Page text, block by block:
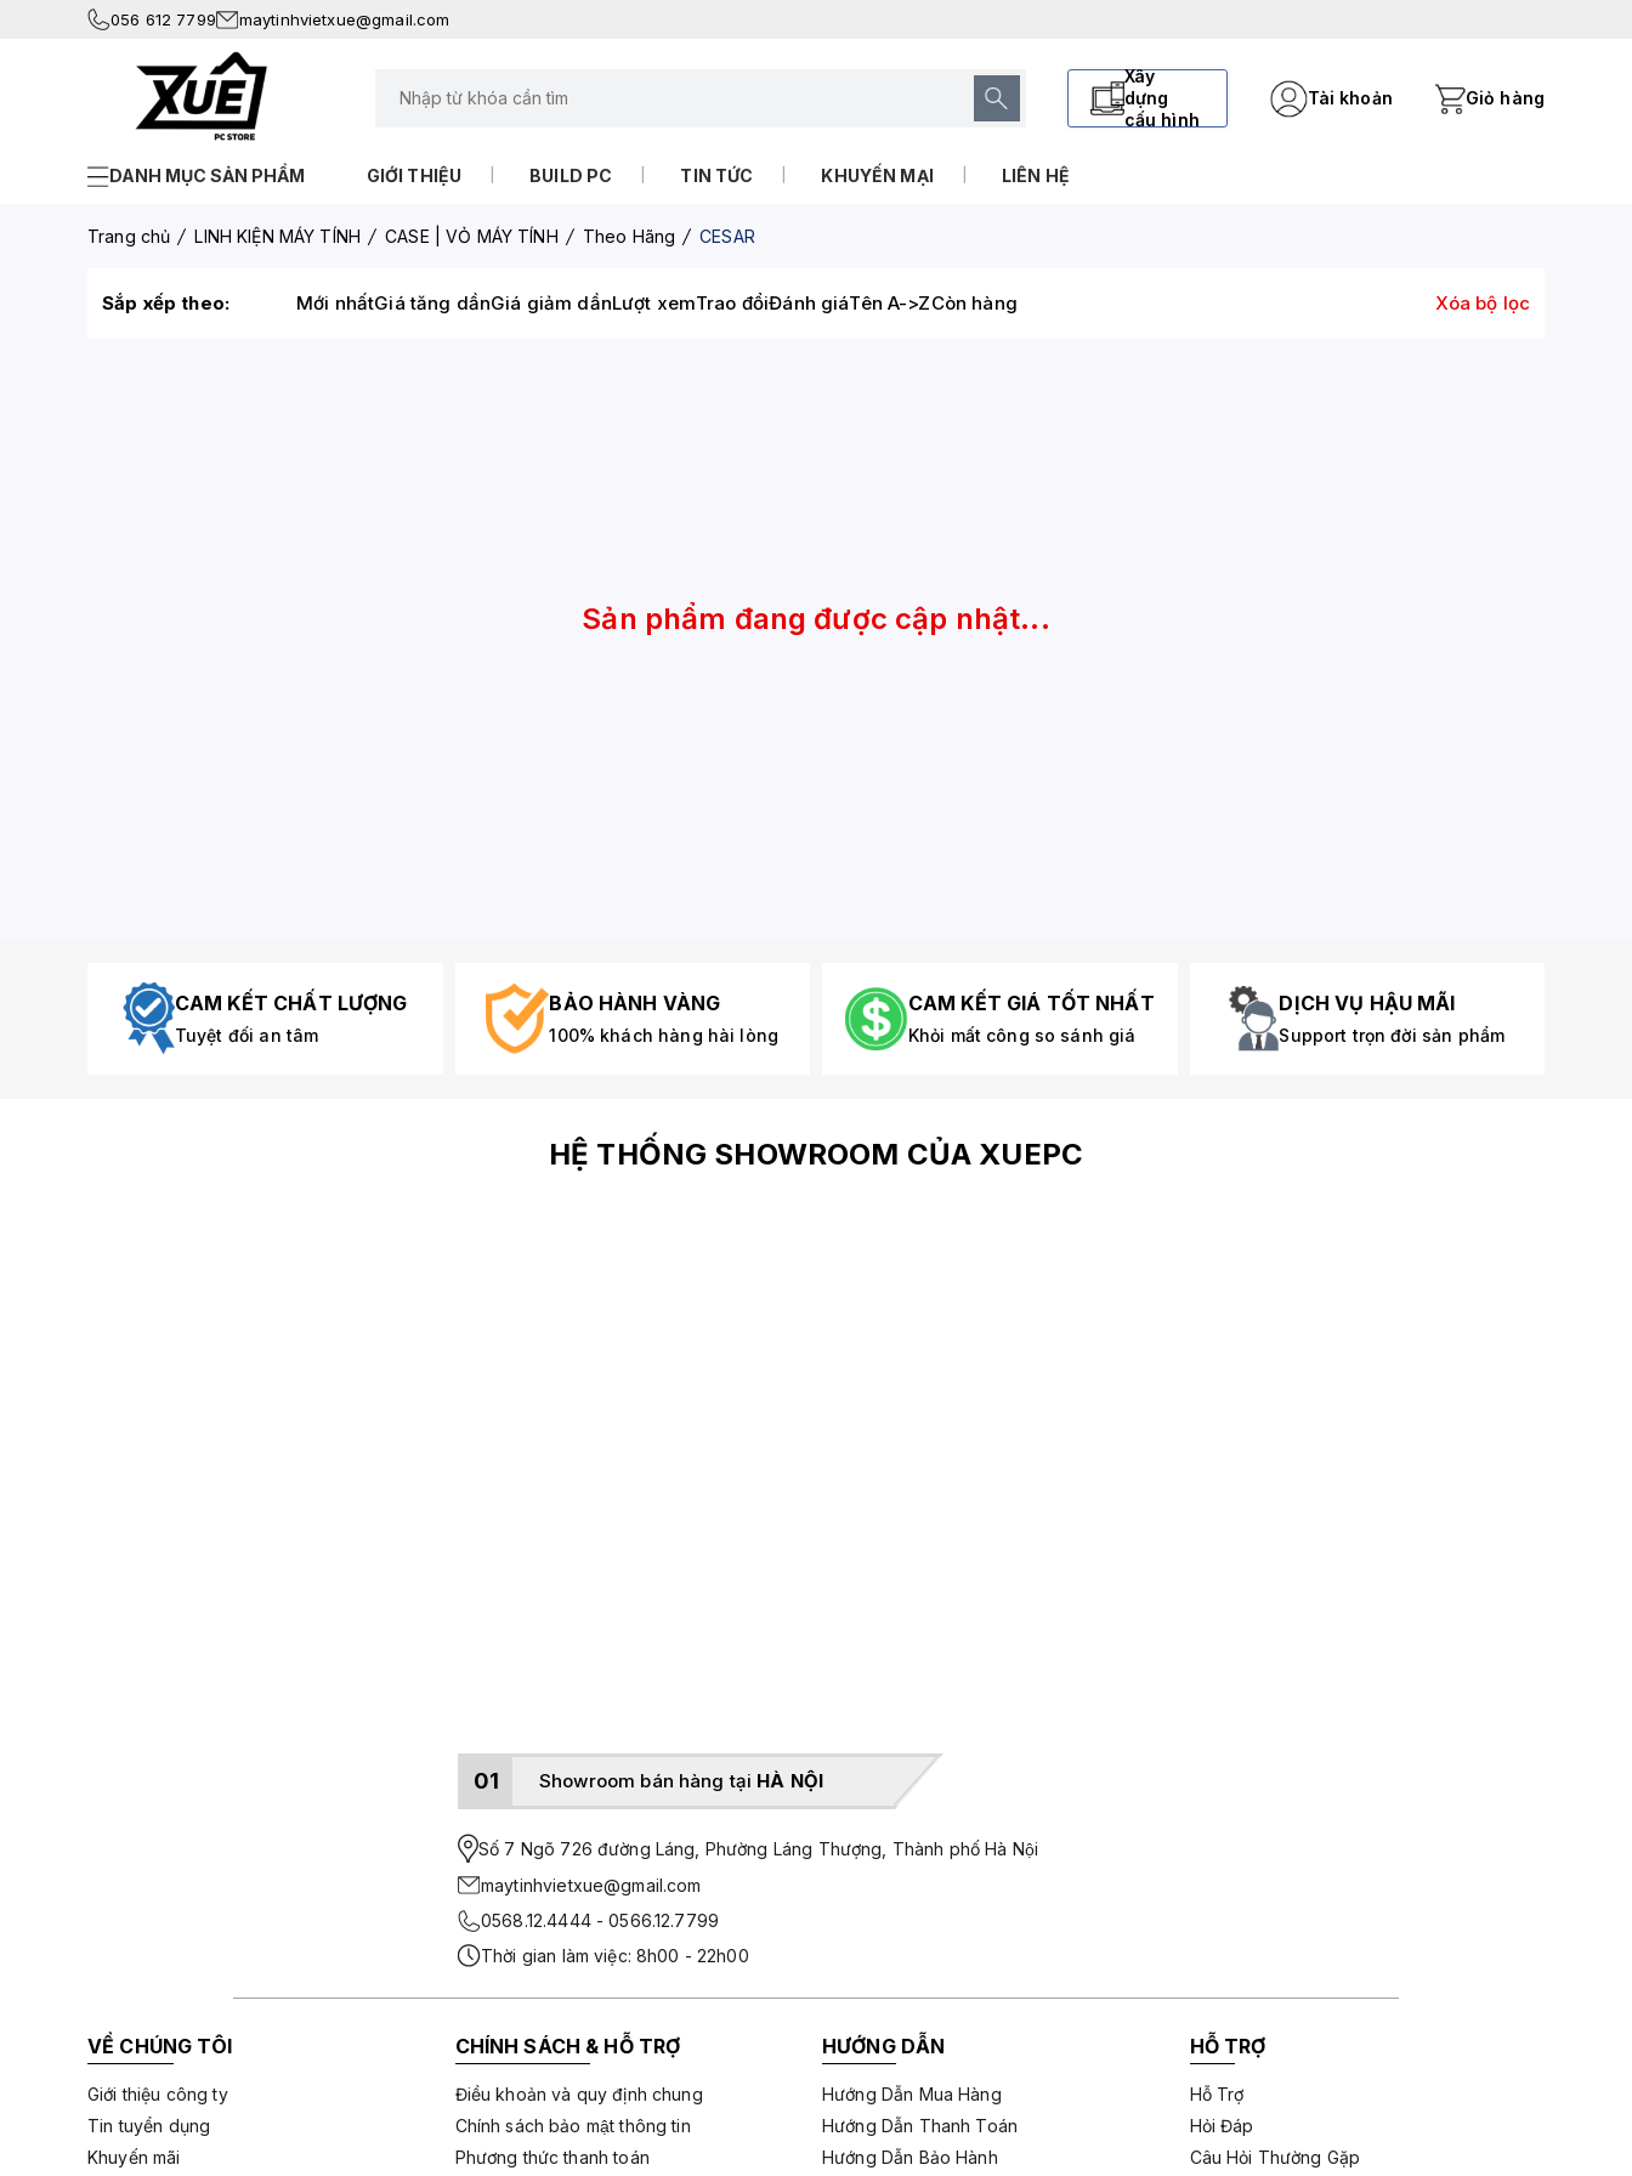
056 612 7799 maytinhvietxue@gmail.com
Xây
dựng
cấu hình
Tài khoản Giỏ hàng
DANH MỤC SẢN PHẨM GIỚI THIỆU BUILD PC TIN TỨC KHUYẾN MẠI LIÊN HỆ
Trang chủ LINH KIỆN MÁY TÍNH CASE | VỎ MÁY TÍNH Theo Hãng CESAR
Sắp xếp theo: Mới nhấtGiá tăng dầnGiá giảm dầnLượt xemTrao đổiĐánh giáTên A->ZCòn hàng Xóa bộ lọc
Sản phẩm đang được cập nhật...
CAM KẾT CHẤT LƯỢNG
Tuyệt đối an tâm
BẢO HÀNH VÀNG
100% khách hàng hài lòng
CAM KẾT GIÁ TỐT NHẤT
Khỏi mất công so sánh giá
DỊCH VỤ HẬU MÃI
Support trọn đời sản phẩm
HỆ THỐNG SHOWROOM CỦA XUEPC
01 Showroom bán hàng tại HÀ NỘI
Số 7 Ngõ 726 đường Láng, Phường Láng Thượng, Thành phố Hà Nội
maytinhvietxue@gmail.com
0568.12.4444 - 0566.12.7799
Thời gian làm việc: 8h00 - 22h00
VỀ CHÚNG TÔI
Giới thiệu công ty
Tin tuyển dụng
Khuyến mãi
CHÍNH SÁCH & HỖ TRỢ
Điều khoản và quy định chung
Chính sách bảo mật thông tin
Phương thức thanh toán
HƯỚNG DẪN
Hướng Dẫn Mua Hàng
Hướng Dẫn Thanh Toán
Hướng Dẫn Bảo Hành
HỖ TRỢ
Hỗ Trợ
Hỏi Đáp
Câu Hỏi Thường Gặp